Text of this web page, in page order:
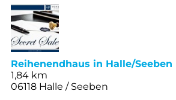
Reihenendhaus in Halle/Seeben
1,84 km
06118 Halle / Seeben